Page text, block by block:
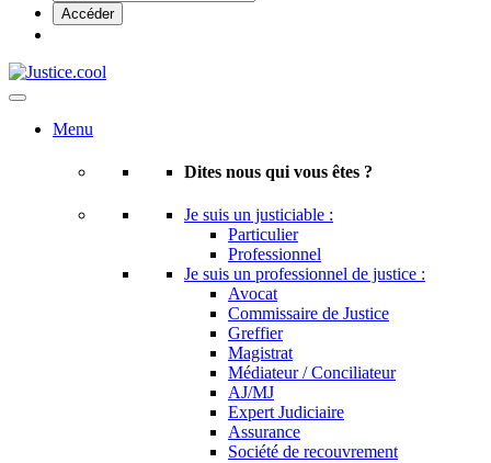
Menu
Dites nous qui vous êtes ?
Je suis un justiciable :
Particulier
Professionnel
Je suis un professionnel de justice :
Avocat
Commissaire de Justice
Greffier
Magistrat
Médiateur / Conciliateur
AJ/MJ
Expert Judiciaire
Assurance
Société de recouvrement